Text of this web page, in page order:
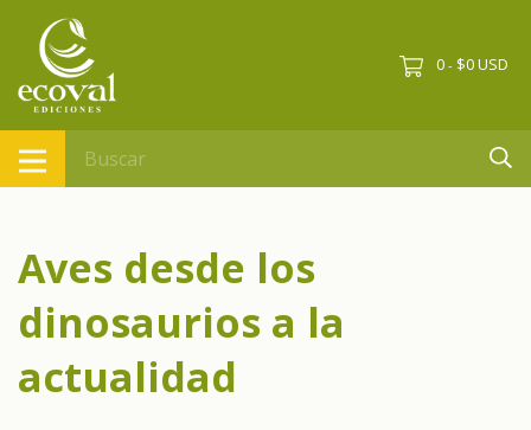
0 - $0 USD
Aves desde los
dinosaurios a la
actualidad